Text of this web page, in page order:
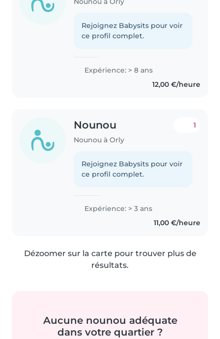
Rejoignez Babysits pour voir
ce profil complet.
Expérience: > 8 ans
12,00 €/heure
Nounou
Nounou à Orly
1
Rejoignez Babysits pour voir
ce profil complet.
Expérience: > 3 ans
11,00 €/heure
Dézoomer sur la carte pour trouver plus de
résultats.
Aucune nounou adéquate
dans votre quartier ?